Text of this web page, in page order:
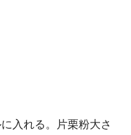
入れる。片栗粉大さ